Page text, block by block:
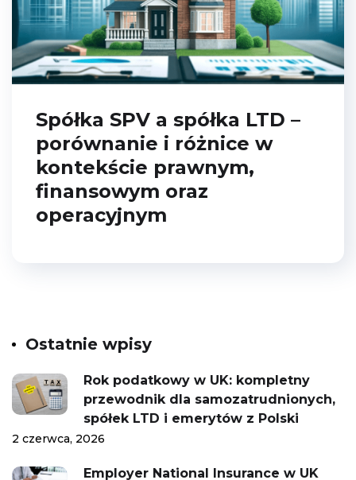
Spółka SPV a spółka LTD –
porównanie i różnice w
kontekście prawnym,
finansowym oraz
operacyjnym
Ostatnie wpisy
Rok podatkowy w UK: kompletny
przewodnik dla samozatrudnionych,
spółek LTD i emerytów z Polski
2 czerwca, 2026
Employer National Insurance w UK